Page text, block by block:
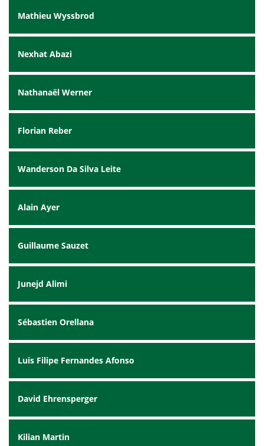
Mathieu Wyssbrod
Nexhat Abazi
Nathanaël Werner
Florian Reber
Wanderson Da Silva Leite
Alain Ayer
Guillaume Sauzet
Junejd Alimi
Sébastien Orellana
Luis Filipe Fernandes Afonso
David Ehrensperger
Kilian Martin